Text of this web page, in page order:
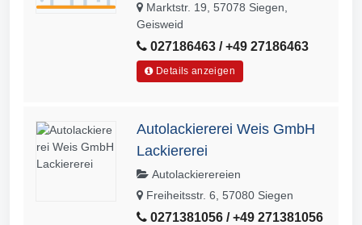
Marktstr. 19, 57078 Siegen,
Geisweid
027186463 / +49 27186463
Details anzeigen
Autolackiererei Weis GmbH
Lackiererei
Autolackierereien
Freiheitsstr. 6, 57080 Siegen
0271381056 / +49 271381056